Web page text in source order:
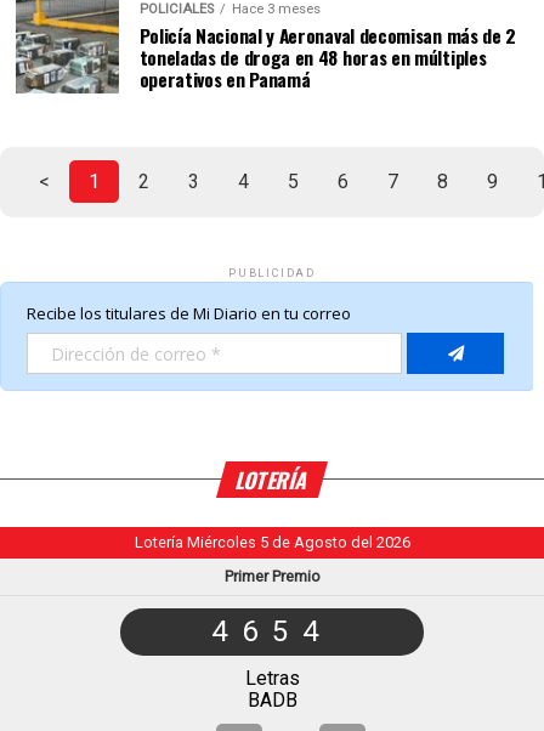
POLICIALES Hace 3 meses
Policía Nacional y Aeronaval decomisan más de 2
toneladas de droga en 48 horas en múltiples
operativos en Panamá
< 1 2 3 4 5 6 7 8 9
PUBLICIDAD
LOTERÍA
Lotería Miércoles 5 de Agosto del 2026
Primer Premio
4654
Letras
BADB